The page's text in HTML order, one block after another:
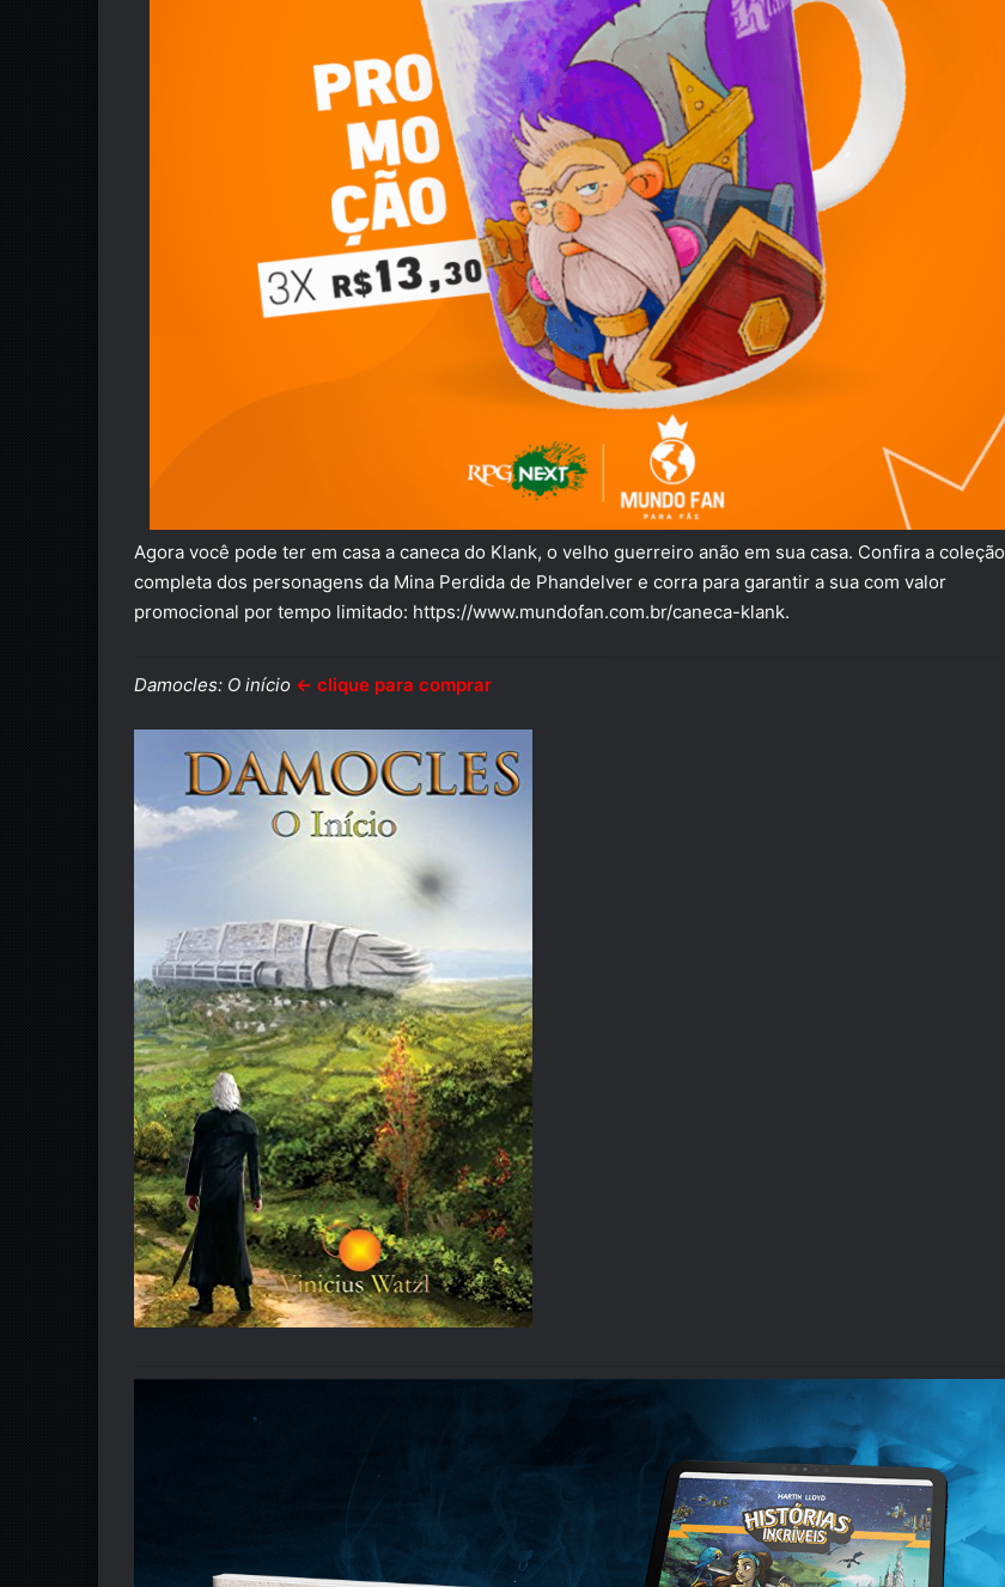
Agora você pode ter em casa a caneca do Klank, o velho guerreiro anão em sua casa. Confira a coleção
completa dos personagens da Mina Perdida de Phandelver e corra para garantir a sua com valor
promocional por tempo limitado: https://www.mundofan.com.br/caneca-klank.
Damocles: O início ← clique para comprar